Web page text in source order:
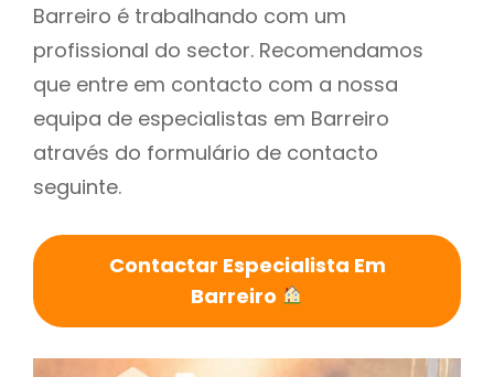
Barreiro é trabalhando com um
profissional do sector. Recomendamos
que entre em contacto com a nossa
equipa de especialistas em Barreiro
através do formulário de contacto
seguinte.
Contactar Especialista Em
Barreiro